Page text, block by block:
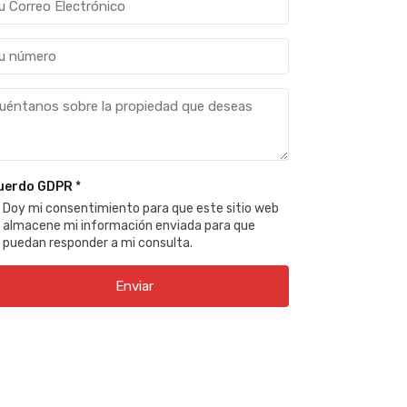
GDPR*
Doy mi consentimiento para que este sitio web
almacene mi información enviada para que
puedan responder a mi consulta.